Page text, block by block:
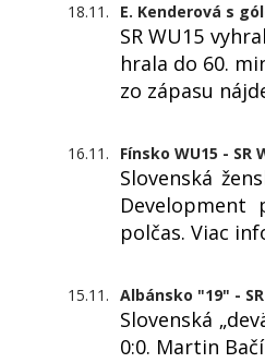
18.11. E. Kenderová s
SR WU15
hrala do 60.
zo zápasu
16.11. Fínsko WU15 - SR
Slovenská
Development
polčas. Viac
15.11. Albánsko "19" -
Slovenská
0:0. Martin